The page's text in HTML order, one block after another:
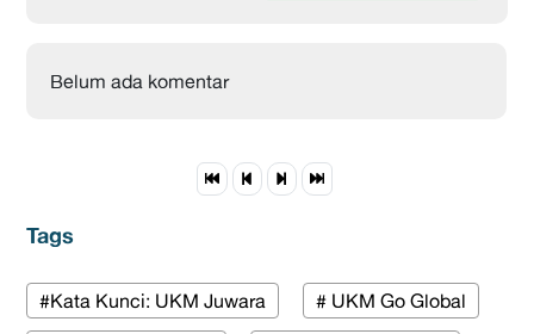
Belum ada komentar
Tags
#Kata Kunci: UKM Juwara # UKM Go Global